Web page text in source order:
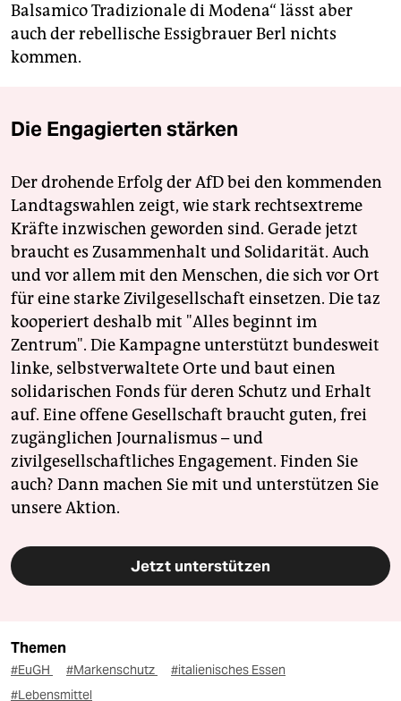
Balsamico Tradizionale di Modena“ lässt aber
auch der rebellische Essigbrauer Berl nichts
kommen.
Die Engagierten stärken
Der drohende Erfolg der AfD bei den kommenden
Landtagswahlen zeigt, wie stark rechtsextreme
Kräfte inzwischen geworden sind. Gerade jetzt
braucht es Zusammenhalt und Solidarität. Auch
und vor allem mit den Menschen, die sich vor Ort
für eine starke Zivilgesellschaft einsetzen. Die taz
kooperiert deshalb mit "Alles beginnt im
Zentrum". Die Kampagne unterstützt bundesweit
linke, selbstverwaltete Orte und baut einen
solidarischen Fonds für deren Schutz und Erhalt
auf. Eine offene Gesellschaft braucht guten, frei
zugänglichen Journalismus – und
zivilgesellschaftliches Engagement. Finden Sie
auch? Dann machen Sie mit und unterstützen Sie
unsere Aktion.
Jetzt unterstützen
Themen
#EuGH #Markenschutz
#italienisches Essen
#Lebensmittel